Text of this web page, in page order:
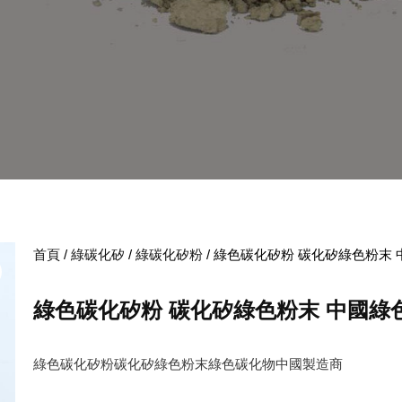
首頁 /綠碳化矽 /綠碳化矽粉 / 綠色碳化矽粉 碳化矽綠色粉末
綠色碳化矽粉 碳化矽綠色粉末 中國綠
綠色碳化矽粉碳化矽綠色粉末綠色碳化物中國製造商